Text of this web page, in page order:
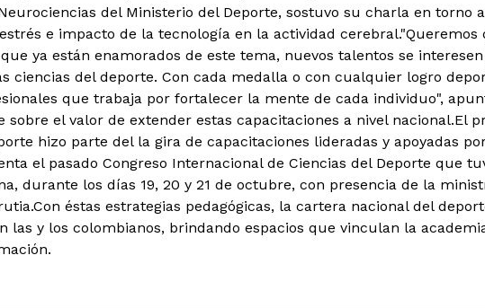
del Ministerio del Deporte, sostuvo su charla en torno
e impacto de la tecnología en la actividad cerebral."Queremos
ya están enamorados de este tema, nuevos talentos se
ciencias del deporte. Con cada medalla o con cualquier logro
que trabaja por fortalecer la mente de cada individuo",
sobre el valor de extender estas capacitaciones a nivel nacional.El
hizo parte del la gira de capacitaciones lideradas y apoyadas
el pasado Congreso Internacional de Ciencias del Deporte que
durante los días 19, 20 y 21 de octubre, con presencia de la
éstas estrategias pedagógicas, la cartera nacional del
las y los colombianos, brindando espacios que vinculan la